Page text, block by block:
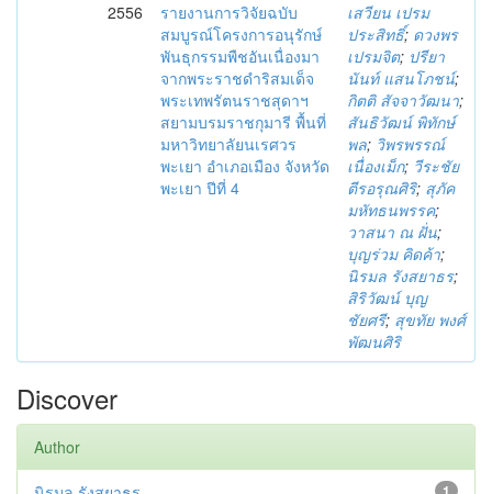
2556
รายงานการวิจัยฉบับ
สมบูรณ์โครงการอนุรักษ์
พันธุกรรมพืชอันเนื่องมา
จากพระราชดำริสมเด็จ
พระเทพรัตนราชสุดาฯ
สยามบรมราชกุมารี พื้นที่
มหาวิทยาลัยนเรศวร
พะเยา อำเภอเมือง จังหวัด
พะเยา ปีที่ 4
เสวียน เปรม
ประสิทธิ์; ดวงพร
เปรมจิต; ปรียา
นันท์ แสนโภชน์;
กิตติ สัจจาวัฒนา;
สันธิวัฒน์ พิทักษ์
พล; วิพรพรรณ์
เนื่องเม็ก; วีระชัย
ตีรอรุณศิริ; สุภัค
มหัทธนพรรค;
วาสนา ณ ฝั่น;
บุญร่วม คิดค้า;
นิรมล รังสยาธร;
สิริวัฒน์ บุญ
ชัยศรี; สุขทัย พงศ์
พัฒนศิริ
Discover
Author